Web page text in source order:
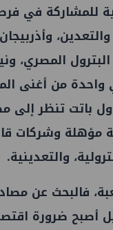
للمشاركة في
المصري،
من أغنى
باتت تنظر إلى
مؤهلة وشركات
والتعدينية.
فالبحث عن
بل أصبح ضرورة